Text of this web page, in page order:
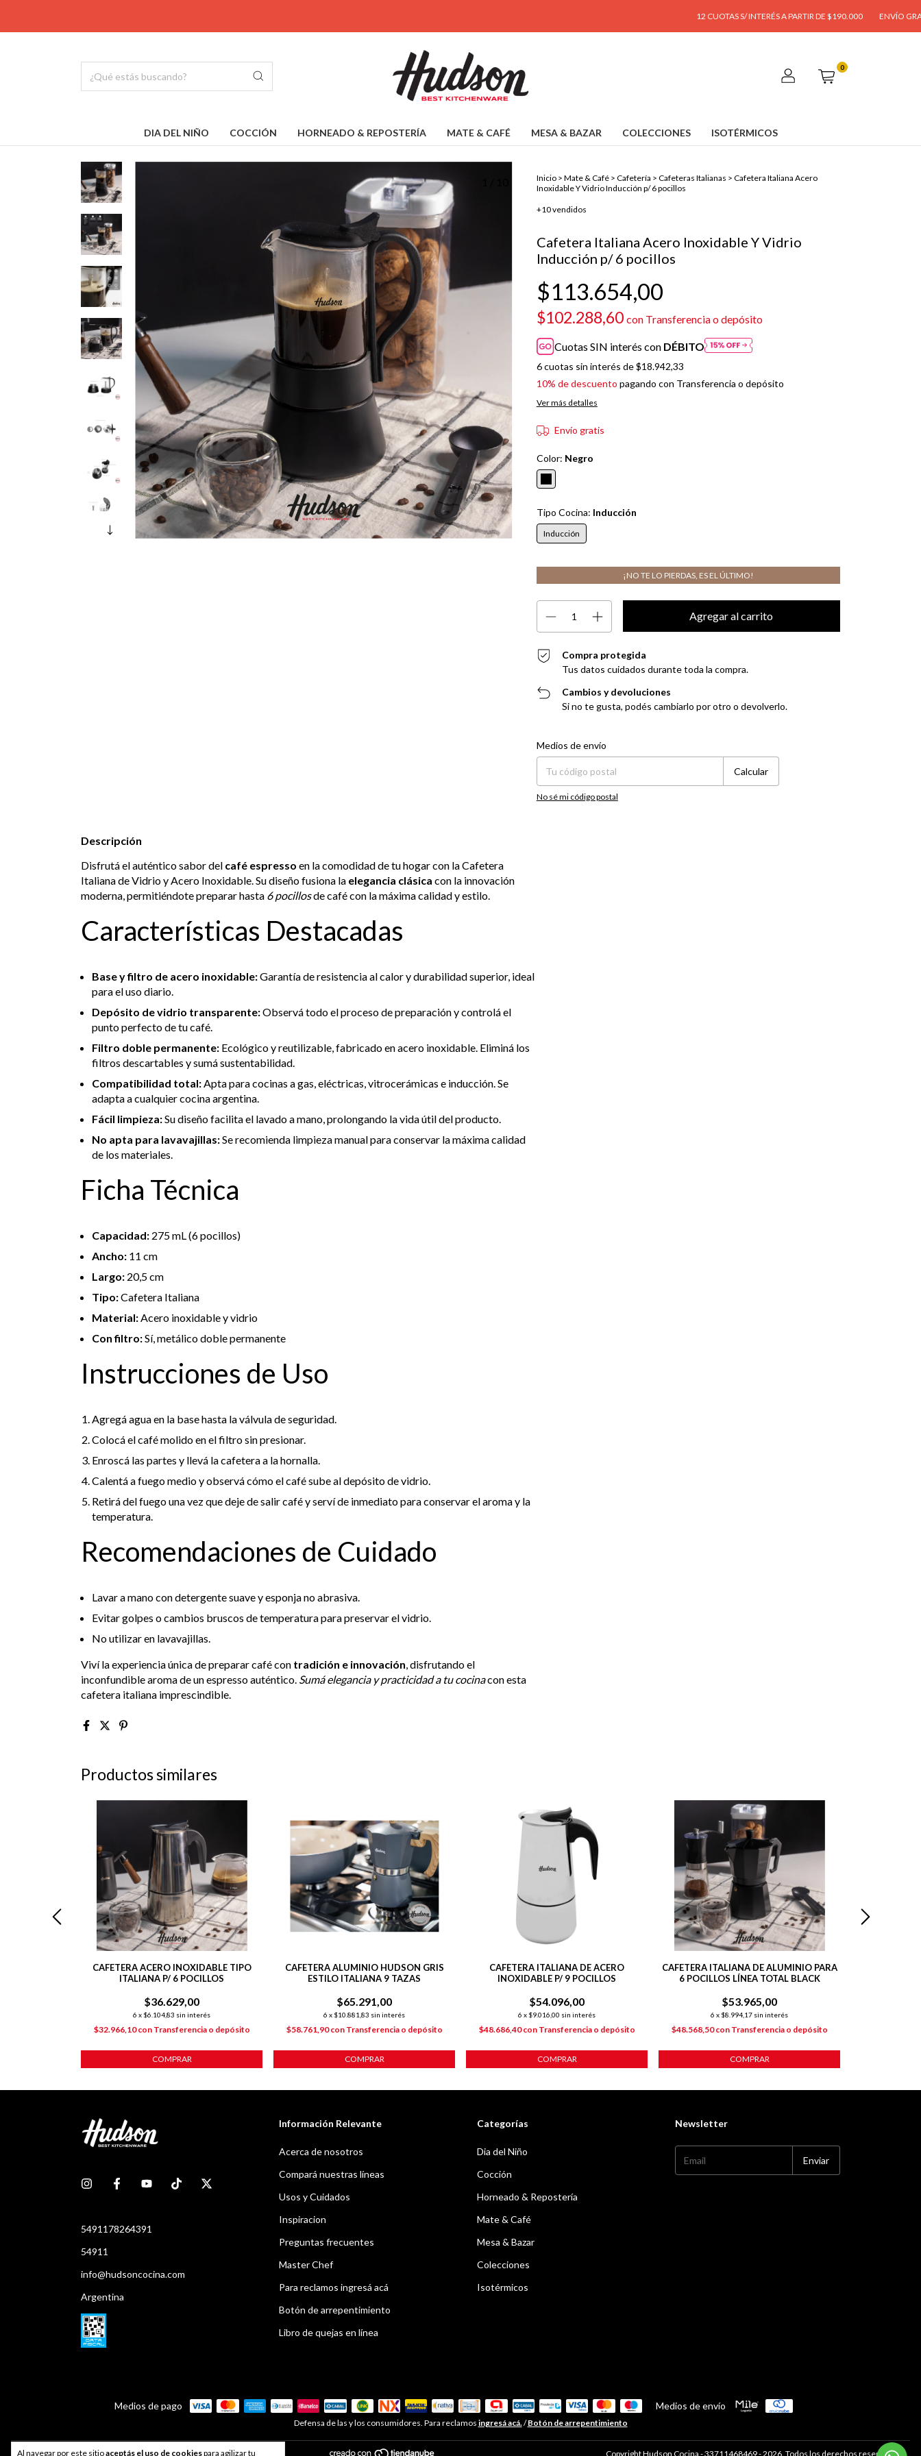
12 CUOTAS S/ INTERÉS A PARTIR DE $190.000 ENVÍO GRATIS A
0
DIA DEL NIÑO COCCIÓN HORNEADO & REPOSTERÍA MATE & CAFÉ MESA & BAZAR COLECCIONES ISOTÉRMICOS
Al navegar por este sitioaceptás el uso de cookiespara agilizar tu
Inicio > Mate & Café > Cafetería > Cafeteras Italianas > Cafetera Italiana Acero
Inoxidable Y Vidrio Inducción p/ 6 pocillos
+10 vendidos
Cafetera Italiana Acero Inoxidable Y Vidrio
Inducción p/ 6 pocillos
$113.654,00
$102.288,60 con Transferencia o depósito
Cuotas SIN interés con DÉBITO
6cuotas sin interés de$18.942,33
10% de descuento pagando con Transferencia o depósito
Ver más detalles
Envío gratis
Color: Negro
Tipo Cocina: Inducción
Inducción
¡NO TE LO PIERDAS, ES EL ÚLTIMO!
Compra protegida
Tus datos cuidados durante toda la compra.
Cambios y devoluciones
Si no te gusta, podés cambiarlo por otro o devolverlo.
Entregas para el CP:
Medios de envío
Calcular
No sé mi código postal
Descripción
Disfrutá el auténtico sabor del café espresso en la comodidad de tu hogar con la Cafetera
Italiana de Vidrio y Acero Inoxidable. Su diseño fusiona la elegancia clásica con la innovación
moderna, permitiéndote preparar hasta 6 pocillosde café con la máxima calidad y estilo.
Características Destacadas
Base y filtro de acero inoxidable:Garantía de resistencia al calor y durabilidad superior, ideal
para el uso diario.
Depósito de vidrio transparente:Observá todo el proceso de preparación y controlá el
punto perfecto de tu café.
Filtro doble permanente: Ecológico y reutilizable, fabricado en acero inoxidable. Eliminá los
filtros descartables y sumá sustentabilidad.
Compatibilidad total:Apta para cocinas a gas, eléctricas, vitrocerámicas e inducción. Se
adapta a cualquier cocina argentina.
Fácil limpieza:Su diseño facilita el lavado a mano, prolongando la vida útil del producto.
No apta para lavavajillas:Se recomienda limpieza manual para conservar la máxima calidad
de los materiales.
Ficha Técnica
Capacidad: 275 mL (6 pocillos)
Ancho: 11 cm
Largo: 20,5 cm
Tipo:Cafetera Italiana
Material:Acero inoxidable y vidrio
Con filtro:Sí, metálico doble permanente
Instrucciones de Uso
Agregá agua en la base hasta la válvula de seguridad.
Colocá el café molido en el filtro sin presionar.
Enroscá las partes y llevá la cafetera a la hornalla.
Calentá a fuego medio y observá cómo el café sube al depósito de vidrio.
Retirá del fuego una vez que deje de salir café y serví de inmediato para conservar el aroma y la
temperatura.
Recomendaciones de Cuidado
Lavar a mano con detergente suave y esponja no abrasiva.
Evitar golpes o cambios bruscos de temperatura para preservar el vidrio.
No utilizar en lavavajillas.
Viví la experiencia única de preparar café con tradición e innovación, disfrutando el
inconfundible aroma de un espresso auténtico. Sumá elegancia y practicidad a tu cocinacon esta
cafetera italiana imprescindible.
Productos similares
CAFETERA ACERO INOXIDABLE TIPO
ITALIANA P/ 6 POCILLOS
$36.629,00
6 x $6.104,83 sin interés
$32.966,10con Transferencia o depósito
COMPRAR
CAFETERA ALUMINIO HUDSON GRIS
ESTILO ITALIANA 9 TAZAS
$65.291,00
6 x $10.881,83 sin interés
$58.761,90con Transferencia o depósito
COMPRAR
CAFETERA ITALIANA DE ACERO
INOXIDABLE P/ 9 POCILLOS
$54.096,00
6 x $9.016,00 sin interés
$48.686,40con Transferencia o depósito
COMPRAR
CAFETERA ITALIANA DE ALUMINIO PARA
6 POCILLOS LÍNEA TOTAL BLACK
$53.965,00
6 x $8.994,17 sin interés
$48.568,50con Transferencia o depósito
COMPRAR
5491178264391
54911
info@hudsoncocina.com
Argentina
Información Relevante
Acerca de nosotros
Compará nuestras líneas
Usos y Cuidados
Inspiracion
Preguntas frecuentes
Master Chef
Para reclamos ingresá acá
Botón de arrepentimiento
Libro de quejas en línea
Categorías
Dia del Niño
Cocción
Horneado & Repostería
Mate & Café
Mesa & Bazar
Colecciones
Isotérmicos
Newsletter
Medios de pago Medios de envío
Defensa de las y los consumidores. Para reclamos ingresá acá./ Botón de arrepentimiento
Developed byIndex® Copyright Hudson Cocina - 33711468469 - 2026. Todos los derechos reservados.